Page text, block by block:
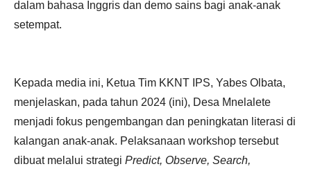
dalam bahasa Inggris dan demo sains bagi anak-anak
setempat.
Kepada media ini, Ketua Tim KKNT IPS, Yabes Olbata,
menjelaskan, pada tahun 2024 (ini), Desa Mnelalete
menjadi fokus pengembangan dan peningkatan literasi di
kalangan anak-anak. Pelaksanaan workshop tersebut
dibuat melalui strategi Predict, Observe, Search,